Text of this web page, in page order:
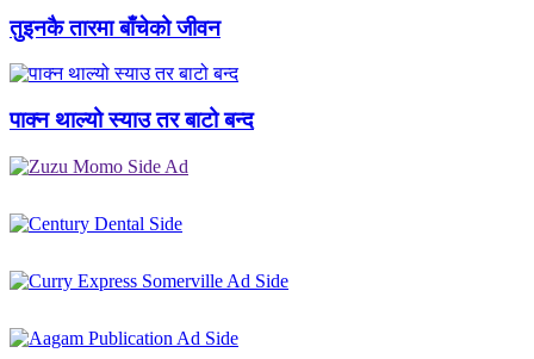
तुइनकै तारमा बाँचेको जीवन
पाक्न थाल्यो स्याउ तर बाटो बन्द